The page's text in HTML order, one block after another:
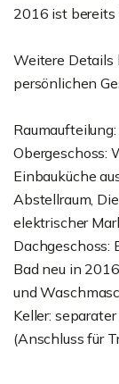
2016 ist bereits
Weitere Details
persönlichen
Raumaufteilung:
Obergeschoss:
Einbauküche
Abstellraum,
elektrischer
Dachgeschoss:
Bad neu in
und
Keller:
(Anschluss für